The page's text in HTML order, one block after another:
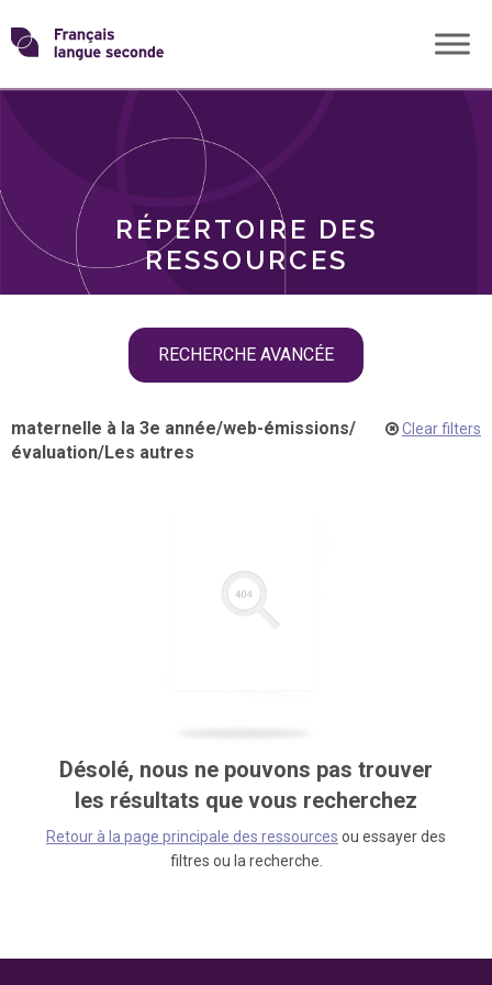
Skip
toTransformons
langue
RÉPERTOIRE DES
RESSOURCES
RECHERCHE AVANCÉE
THÈMES
maternelle à la 3e année/web-émissions/
évaluation/Les autres
Clear filters
Désolé, nous ne pouvons pas trouver
les résultats que vous recherchez
Retour à la page principale des ressources ou essayer des
filtres ou la recherche.